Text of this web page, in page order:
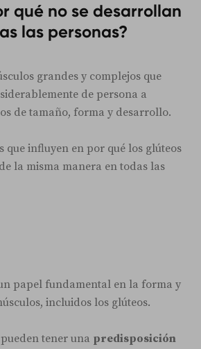
qué no se desarrollan
las personas?
grandes y complejos que
de persona a
de tamaño, forma y desarrollo.
que influyen en por qué los glúteos
la misma manera en todas las
papel fundamental en la forma y
incluidos los glúteos.
tener una predisposición